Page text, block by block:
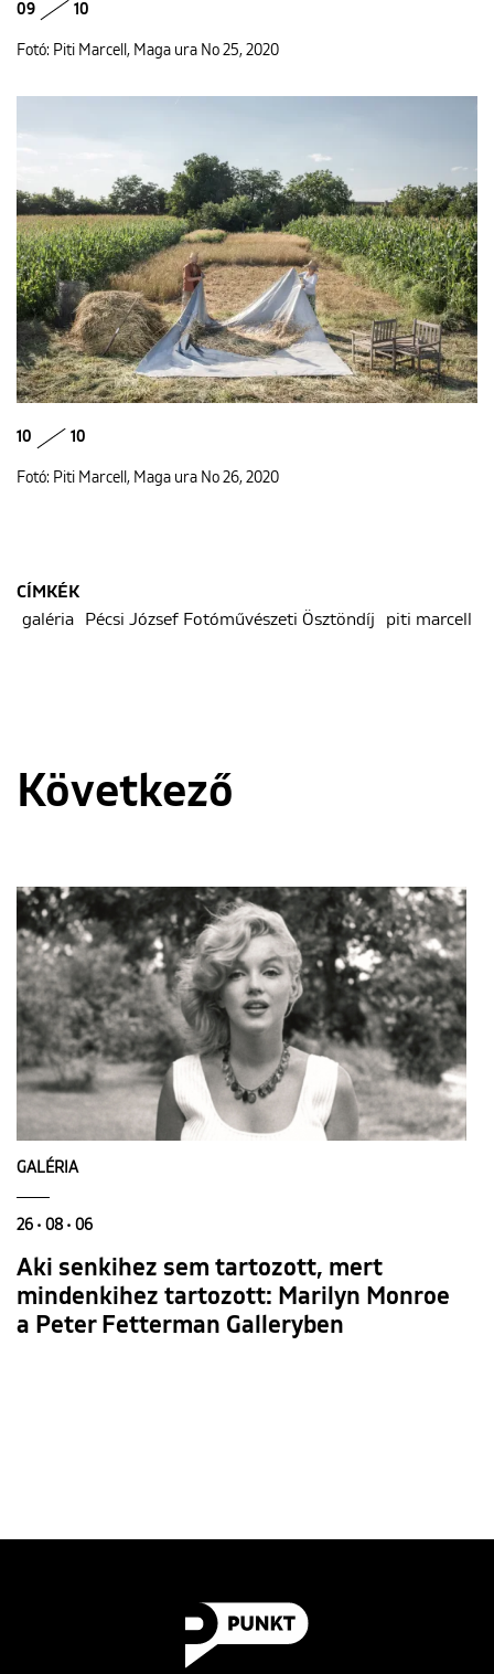
09 10
Fotó: Piti Marcell, Maga ura No 25, 2020
10 10
Fotó: Piti Marcell, Maga ura No 26, 2020
CÍMKÉK
galéria
Pécsi József Fotóművészeti Ösztöndíj piti marcell
Következő
GALÉRIA
26 • 08 • 06
Aki senkihez sem tartozott, mert
mindenkihez tartozott: Marilyn Monroe
a Peter Fetterman Galleryben